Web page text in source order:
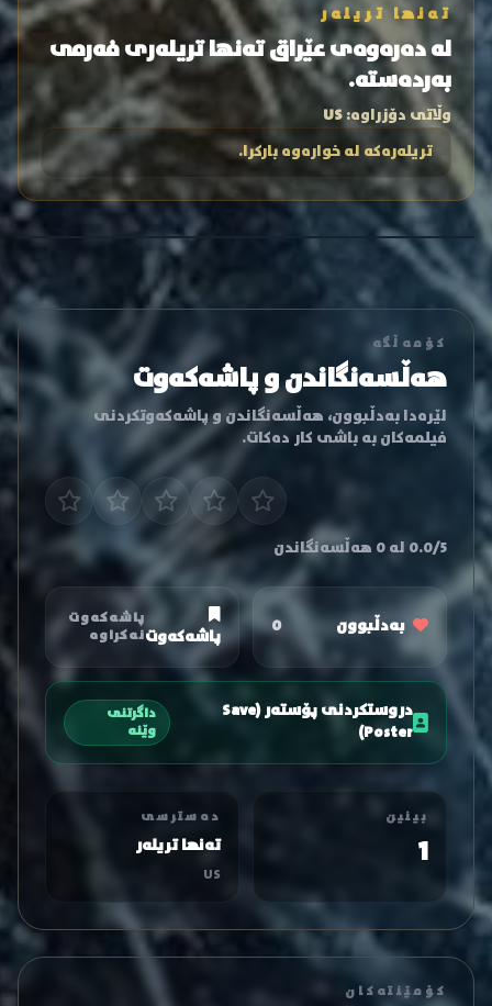
تەنها تریلەر
لە دەرەوەی عێراق تەنها تریلەری فەرمی
بەردەستە.
وڵاتی دۆزراوە:US
تریلەرەکە لە خوارەوە بارکرا.
کۆمەڵگە
هەڵسەنگاندن و پاشەکەوت
لێرەدا بەدڵبوون، هەڵسەنگاندن و پاشەکەوتکردنی
فیلمەکان بە باشی کار دەکات.
0.0/5 لە 0 هەڵسەنگاندن
بەدڵبوون 0 پاشەکەوت
پاشەکەوت
نەکراوە
دروستکردنی پۆستەر (Save
Poster)
داگرتنی
وێنە
بینین
1
دەسترسی
تەنها تریلەر
US
کۆمێنتەکان